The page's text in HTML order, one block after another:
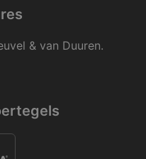
& van Duuren.